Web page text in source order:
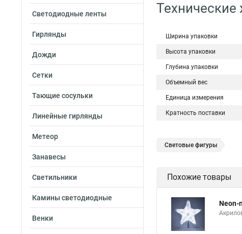
Светодиодные ленты
Гирлянды
Дожди
Сетки
Тающие сосульки
Линейные гирлянды
Метеор
Занавесы
Светильники
Камины светодиодные
Венки
Технические
Ширина упаковки
Высота упаковки
Глубина упаковки
Объемный вес
Единица измерения
Кратность поставки
Световые фигуры
Похожие товары
Neon-